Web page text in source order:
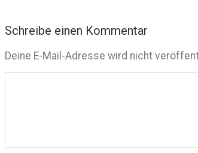
Schreibe einen Kommentar
Deine E-Mail-Adresse wird nicht